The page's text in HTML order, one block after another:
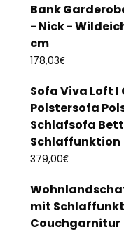
Bank
- Nick -
cm
178,03€
Sofa Viva Loft I
Polstersofa
Schlafsofa
Schlaffunktion
379,00€
mit
Couchgarnitur